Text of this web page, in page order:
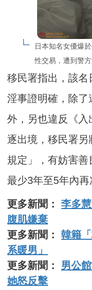
日本知名女優爆
性交易，遭到警
移民署指出，該
淫事證明確，除了
外，另也違反《
逐出境，移民署
規定」，有妨害善
最少3年至5年內再
更多新聞：李多
腹肌嫌棄
更多新聞：韓籍
系暖男」
更多新聞： 男公
她怒反擊